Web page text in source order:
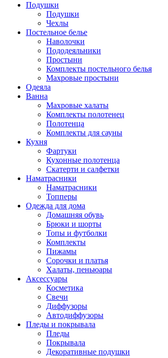
Подушки
Подушки
Чехлы
Постельное белье
Наволочки
Пододеяльники
Простыни
Комплекты постельного белья
Махровые простыни
Одеяла
Ванна
Махровые халаты
Комплекты полотенец
Полотенца
Комплекты для сауны
Кухня
Фартуки
Кухонные полотенца
Скатерти и салфетки
Наматрасники
Наматрасники
Топперы
Одежда для дома
Домашняя обувь
Брюки и шорты
Топы и футболки
Комплекты
Пижамы
Сорочки и платья
Халаты, пеньюары
Аксессуары
Косметика
Свечи
Диффузоры
Автодиффузоры
Пледы и покрывала
Пледы
Покрывала
Декоративные подушки